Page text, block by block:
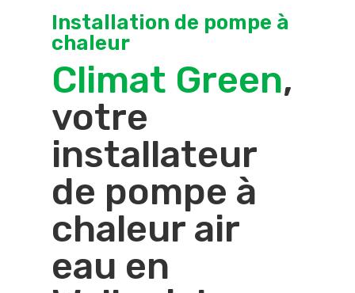
Installation de pompe à
chaleur
Climat Green,
votre
installateur
de pompe à
chaleur air
eau en